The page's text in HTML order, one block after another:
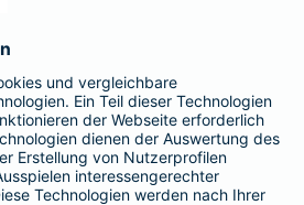
Teil der BarmeniaGothaer
SEITEN
Zusatzversicherung